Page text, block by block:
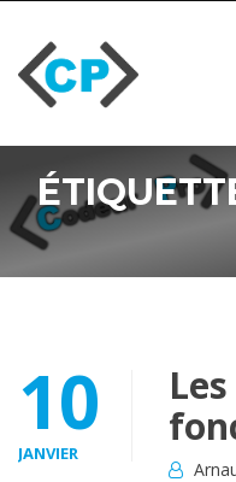
Blog
Vidéo
Formations
Entreprise
Me
contacter
content
10
JANVIER